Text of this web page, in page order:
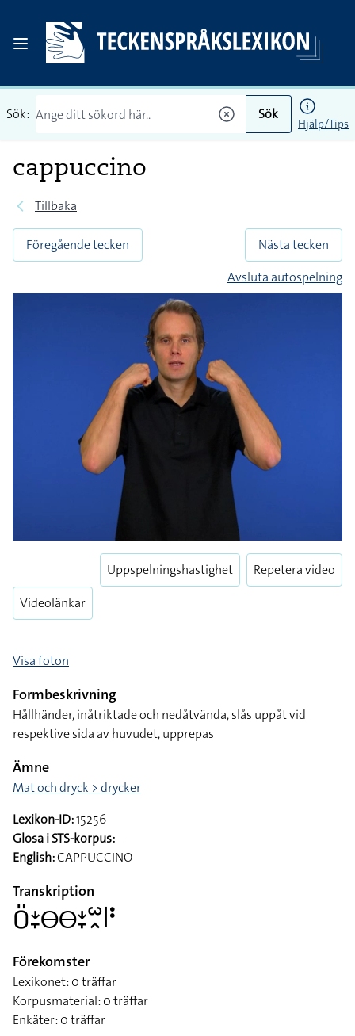
Sök: Sök
Hjälp/Tips
cappuccino
Tillbaka
Föregående tecken
Nästa tecken
Avsluta autospelning
Videolänkar
Uppspelningshastighet Repetera video
Visa foton
Formbeskrivning
Hållhänder, inåtriktade och nedåtvända, slås uppåt vid
respektive sida av huvudet, upprepas
Ämne
Mat och dryck > drycker
Lexikon-ID:15256
Glosa i STS-korpus:-
English:CAPPUCCINO
Transkription
􌤆􌤺􌥕􌥙􌤫􌤫􌥕􌥙􌥱􌥿􌥼􌥻
Förekomster
Lexikonet: 0 träffar
Korpusmaterial: 0 träffar
Enkäter: 0 träffar